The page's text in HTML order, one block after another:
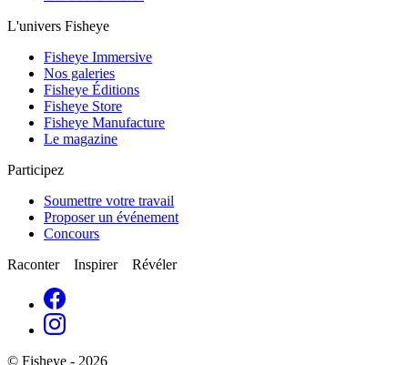
L'univers Fisheye
Fisheye Immersive
Nos galeries
Fisheye Éditions
Fisheye Store
Fisheye Manufacture
Le magazine
Participez
Soumettre votre travail
Proposer un événement
Concours
Raconter Inspirer Révéler
© Fisheye - 2026